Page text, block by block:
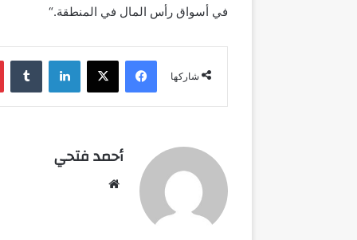
في أسواق رأس المال في المنطقة.
“
شاركها
فيسبوك ‫X لينكدإن
أحمد فتحي